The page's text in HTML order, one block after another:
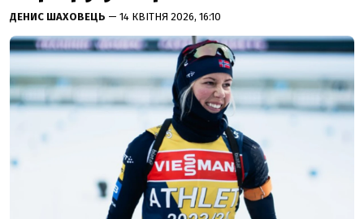
ДЕНИС ШАХОВЕЦЬ — 14 КВІТНЯ 2026, 16:10